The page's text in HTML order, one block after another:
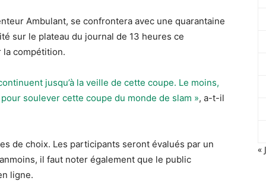
Ambulant, se confrontera avec une quarantaine
sur le plateau du journal de 13 heures ce
la compétition.
jusqu’à la veille de cette coupe. Le moins,
soulever cette coupe du monde de slam », a-t-il
de choix. Les participants seront évalués par un
il faut noter également que le public
ligne.
«